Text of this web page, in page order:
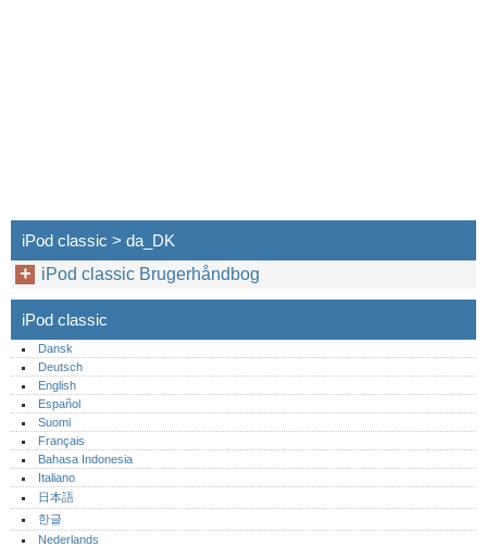
iPod classic > da_DK
iPod classic Brugerhåndbog
iPod classic
Dansk
Deutsch
English
Español
Suomi
Français
Bahasa Indonesia
Italiano
日本語
한글
Nederlands